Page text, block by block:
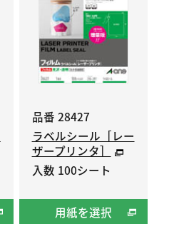
品番 28427
ラベルシール［レー
ザープリンタ］
入数 100シート
用紙を選択